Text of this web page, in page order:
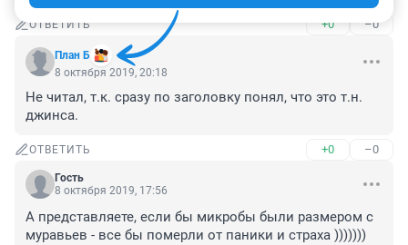
ОТВЕТИТЬ +0 –0
План Б
8 октября 2019, 20:18
Не читал, т.к. сразу по заголовку понял, что это т.н.
джинса.
ОТВЕТИТЬ +0 –0
Гость
8 октября 2019, 17:56
А представляете, если бы микробы были размером с
муравьев - все бы померли от паники и страха )))))))